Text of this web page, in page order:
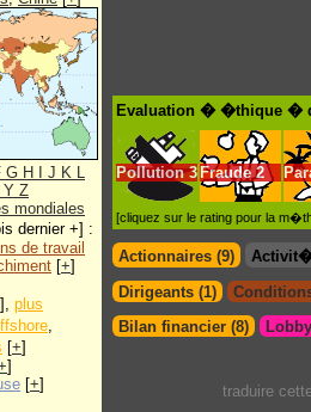
G H J K L
Y Z
mondiales
dernier +] :
de travail
[+]
], plus
,
[+]
]
[+]
Evaluation � �thique �
Pollution 3 Fraude 2
[cliquez sur le rating pour la
Actionnaires (9)
Dirigeants (1)
Bilan financier (8)
traduire